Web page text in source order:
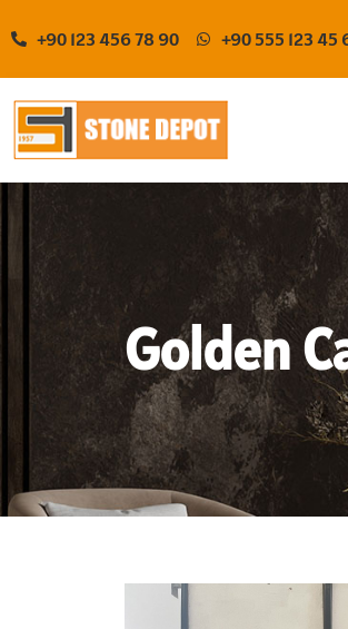
+90 123 456 78 90 +90 555 123 45
Golden